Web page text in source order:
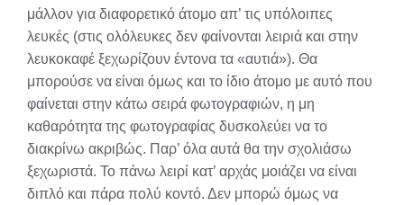
μάλλον για διαφορετικό άτομο απ’ τις υπόλοιπες
λευκές (στις ολόλευκες δεν φαίνονται λειριά και στην
λευκοκαφέ ξεχωρίζουν έντονα τα «αυτιά»). Θα
μπορούσε να είναι όμως και το ίδιο άτομο με αυτό που
φαίνεται στην κάτω σειρά φωτογραφιών, η μη
καθαρότητα της φωτογραφίας δυσκολεύει να το
διακρίνω ακριβώς. Παρ’ όλα αυτά θα την σχολιάσω
ξεχωριστά. Το πάνω λειρί κατ’ αρχάς μοιάζει να είναι
διπλό και πάρα πολύ κοντό. Δεν μπορώ όμως να